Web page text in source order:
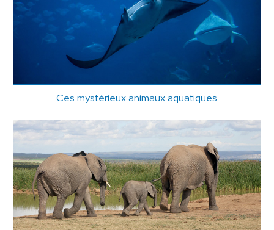
Ces mystérieux animaux aquatiques